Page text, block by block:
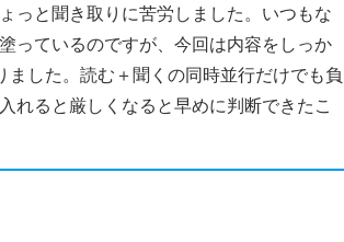
っと聞き取りに苦労しました。いつもな
っているのですが、今回は内容をしっか
した。読む＋聞くの同時並行だけでも負
れると厳しくなると早めに判断できたこ